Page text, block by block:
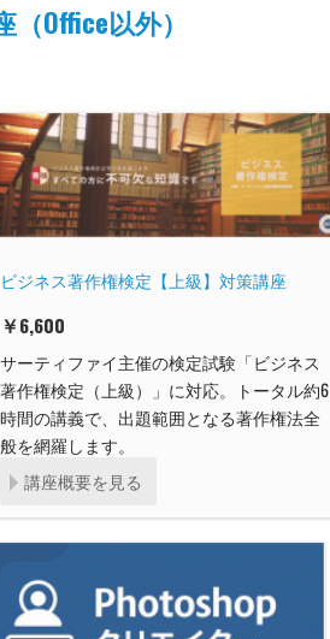
Office以外）
ビジネス著作権検定【上級】対策講座
￥6,600
サーティファイ主催の検定試験「ビジネス
著作権検定（上級）」に対応。トータル約6
時間の講義で、出題範囲となる著作権法全
般を網羅します。
講座概要を見る